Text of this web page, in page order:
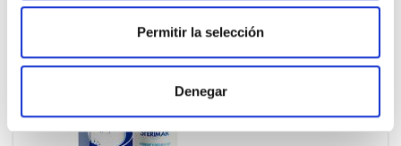
Permitir la selección
Denegar